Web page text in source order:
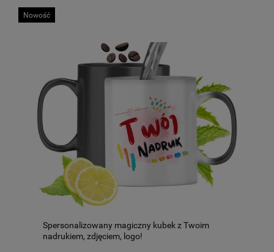
Spersonalizowany magiczny kubek z Twoim
nadrukiem, zdjęciem, logo!
Nowość